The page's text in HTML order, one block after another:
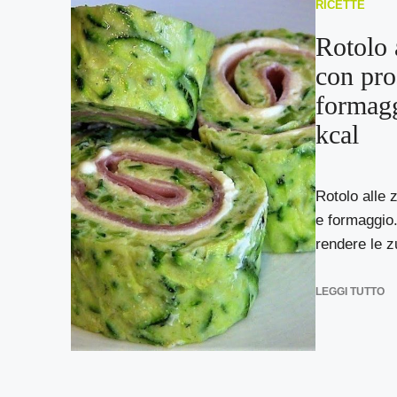
RICETTE
Rotolo
con
kcal
Rotolo alle
e
rendere le
LEGGI TUTTO